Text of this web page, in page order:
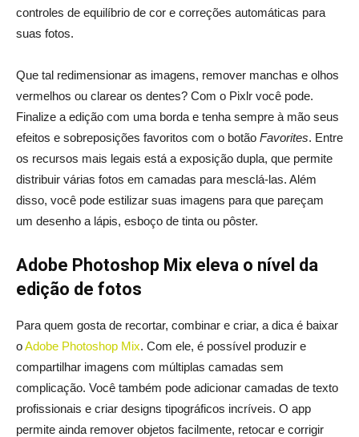
controles de equilíbrio de cor e correções automáticas para
suas fotos.
Que tal redimensionar as imagens, remover manchas e olhos
vermelhos ou clarear os dentes? Com o Pixlr você pode.
Finalize a edição com uma borda e tenha sempre à mão seus
efeitos e sobreposições favoritos com o botão Favorites. Entre
os recursos mais legais está a exposição dupla, que permite
distribuir várias fotos em camadas para mesclá-las. Além
disso, você pode estilizar suas imagens para que pareçam
um desenho a lápis, esboço de tinta ou pôster.
Adobe Photoshop Mix eleva o nível da
edição de fotos
Para quem gosta de recortar, combinar e criar, a dica é baixar
oAdobe Photoshop Mix. Com ele, é possível produzir e
compartilhar imagens com múltiplas camadas sem
complicação. Você também pode adicionar camadas de texto
profissionais e criar designs tipográficos incríveis. O app
permite ainda remover objetos facilmente, retocar e corrigir